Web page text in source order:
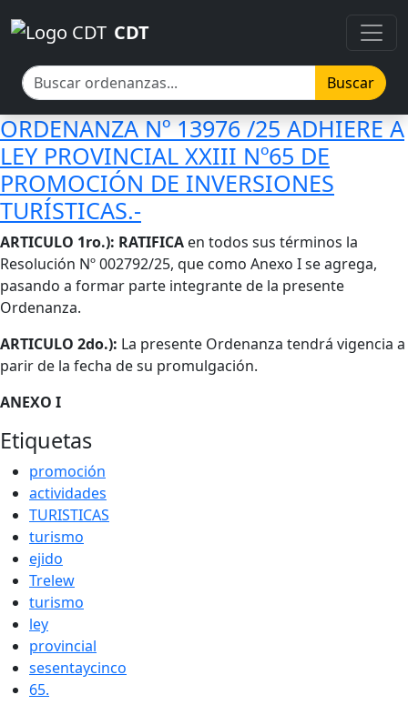
CDT
Buscar
ORDENANZA Nº 13976 /25 ADHIERE A
LEY PROVINCIAL XXIII Nº65 DE
PROMOCIÓN DE INVERSIONES
TURÍSTICAS.-
Cuerpo
ARTICULO 1ro.): RATIFICA en todos sus términos la
Resolución Nº 002792/25, que como Anexo I se agrega,
pasando a formar parte integrante de la presente
Ordenanza.
ARTICULO 2do.): La presente Ordenanza tendrá vigencia a
parir de la fecha de su promulgación.
ANEXO I
Etiquetas
promoción
actividades
TURISTICAS
turismo
ejido
Trelew
turismo
ley
provincial
sesentaycinco
65.